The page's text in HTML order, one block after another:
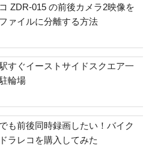
ZDR-015 の前後カメラ2映像を
ァイルに分離する方法
すぐイーストサイドスクエア一
輪場
も前後同時録画したい！バイク
ラレコを購入してみた